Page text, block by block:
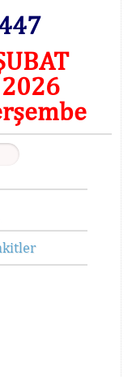
2026